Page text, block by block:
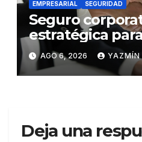
EMPRESARIAL SEGURIDAD
Seguro
estratégica
talento en
AGO 6, 2026 YAZMÍN
Deja una